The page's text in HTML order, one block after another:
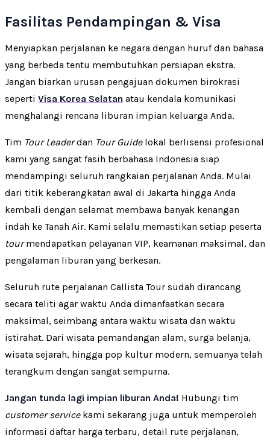
Fasilitas Pendampingan & Visa
Menyiapkan perjalanan ke negara dengan huruf dan bahasa
yang berbeda tentu membutuhkan persiapan ekstra.
Jangan biarkan urusan pengajuan dokumen birokrasi
seperti Visa Korea Selatan atau kendala komunikasi
menghalangi rencana liburan impian keluarga Anda.
Tim Tour Leaderdan Tour Guidelokal berlisensi profesional
kami yang sangat fasih berbahasa Indonesia siap
mendampingi seluruh rangkaian perjalanan Anda. Mulai
dari titik keberangkatan awal di Jakarta hingga Anda
kembali dengan selamat membawa banyak kenangan
indah ke Tanah Air. Kami selalu memastikan setiap peserta
tourmendapatkan pelayanan VIP, keamanan maksimal, dan
pengalaman liburan yang berkesan.
Seluruh rute perjalanan Callista Tour sudah dirancang
secara teliti agar waktu Anda dimanfaatkan secara
maksimal, seimbang antara waktu wisata dan waktu
istirahat. Dari wisata pemandangan alam, surga belanja,
wisata sejarah, hingga pop kultur modern, semuanya telah
terangkum dengan sangat sempurna.
Jangan tunda lagi impian liburan Anda! Hubungi tim
customer servicekami sekarang juga untuk memperoleh
informasi daftar harga terbaru, detail rute perjalanan,